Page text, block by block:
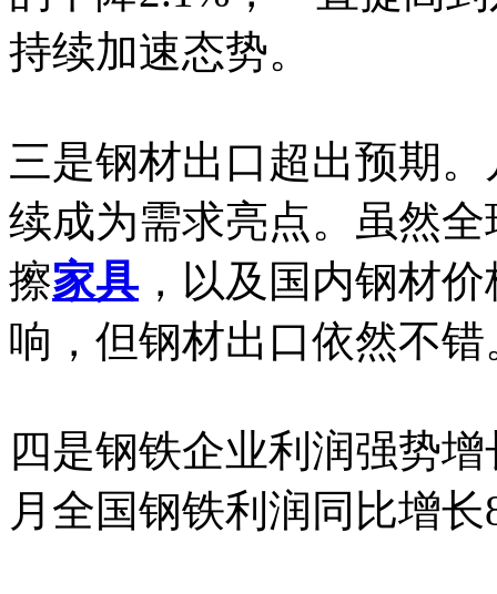
持续加速态势。
三是钢材出口超出预期
续成为需求亮点。虽然
擦家具，以及国内钢材
响，但钢材出口依然不错
四是钢铁企业利润强势
月全国钢铁利润同比增